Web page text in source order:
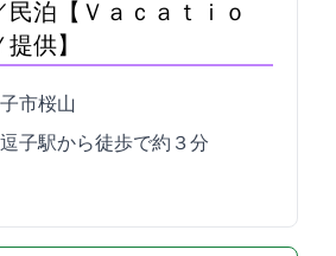
泊【Ｖａｃａｔｉｏ
供】
市桜山2-2-6
子駅から徒歩で約３分